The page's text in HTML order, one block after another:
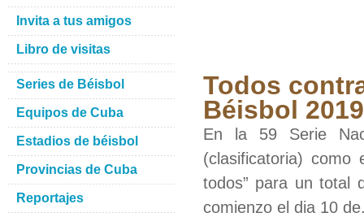
Todos
Béisbol
En la 59 Serie
(clasificatoria) como
todos” para un total
comienzo el dia 10
Invita a tus amigos
Libro de visitas
Series de Béisbol
Equipos de Cuba
Estadios de béisbol
Provincias de Cuba
Reportajes